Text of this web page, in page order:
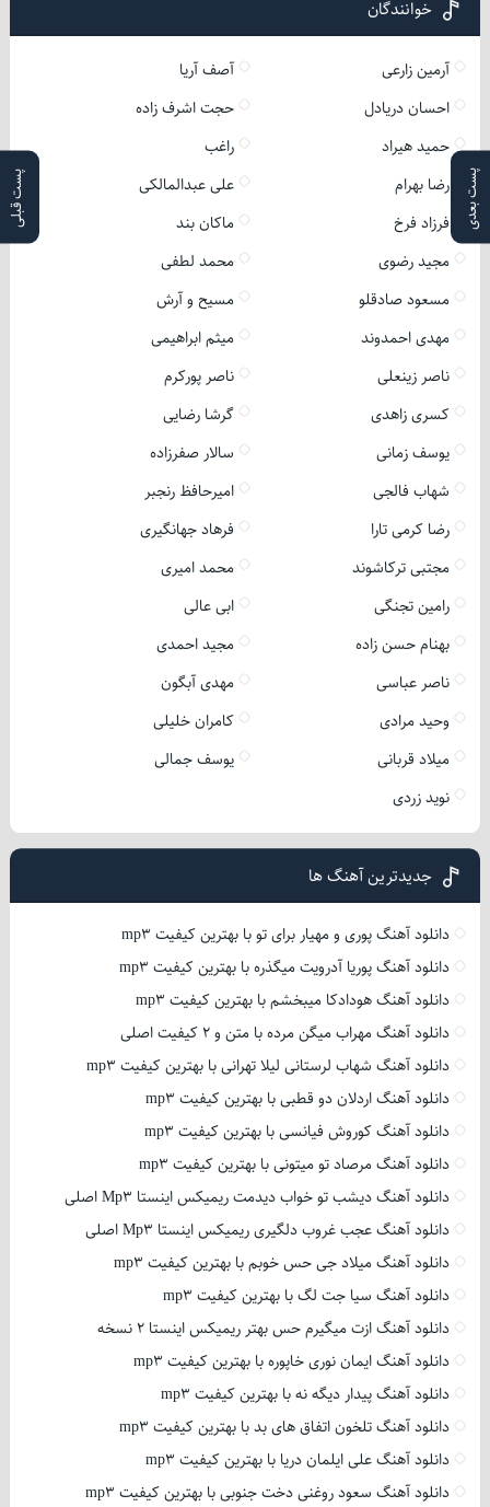
پست بعدی پست قبلی
خوانندگان
آرمین زارعی
آصف آریا
احسان دریادل
حجت اشرف زاده
حمید هیراد
راغب
رضا بهرام
علی عبدالمالکی
فرزاد فرخ
ماکان بند
مجید رضوی
محمد لطفی
مسعود صادقلو
مسیح و آرش
مهدی احمدوند
میثم ابراهیمی
ناصر زینعلی
ناصر پورکرم
کسری زاهدی
گرشا رضایی
یوسف زمانی
سالار صفرزاده
شهاب فالجی
امیرحافظ رنجبر
رضا کرمی تارا
فرهاد جهانگیری
مجتبی ترکاشوند
محمد امیری
رامین تجنگی
ابی عالی
بهنام حسن زاده
مجید احمدی
ناصر عباسی
مهدی آبگون
وحید مرادی
کامران خلیلی
میلاد قربانی
یوسف جمالی
نوید زردی
جدیدترین آهنگ ها
دانلود آهنگ پوری و مهیار برای تو با بهترین کیفیت mp3
دانلود آهنگ پوریا آدرویت میگذره با بهترین کیفیت mp3
دانلود آهنگ هودادکا میبخشم با بهترین کیفیت mp3
دانلود آهنگ مهراب میگن مرده با متن و 2 کیفیت اصلی
دانلود آهنگ شهاب لرستانی لیلا تهرانی با بهترین کیفیت mp3
دانلود آهنگ اردلان دو قطبی با بهترین کیفیت mp3
دانلود آهنگ کوروش فیانسی با بهترین کیفیت mp3
دانلود آهنگ مرصاد تو میتونی با بهترین کیفیت mp3
دانلود آهنگ دیشب تو خواب دیدمت ریمیکس اینستا Mp3 اصلی
دانلود آهنگ عجب غروب دلگیری ریمیکس اینستا Mp3 اصلی
دانلود آهنگ میلاد جی حس خوبم با بهترین کیفیت mp3
دانلود آهنگ سیا جت لگ با بهترین کیفیت mp3
دانلود آهنگ ازت میگیرم حس بهتر ریمیکس اینستا 2 نسخه
دانلود آهنگ ایمان نوری خاپوره با بهترین کیفیت mp3
دانلود آهنگ پیدار دیگه نه با بهترین کیفیت mp3
دانلود آهنگ تلخون اتفاق های بد با بهترین کیفیت mp3
دانلود آهنگ علی ایلمان دریا با بهترین کیفیت mp3
دانلود آهنگ سعود روغنی دخت جنوبی با بهترین کیفیت mp3